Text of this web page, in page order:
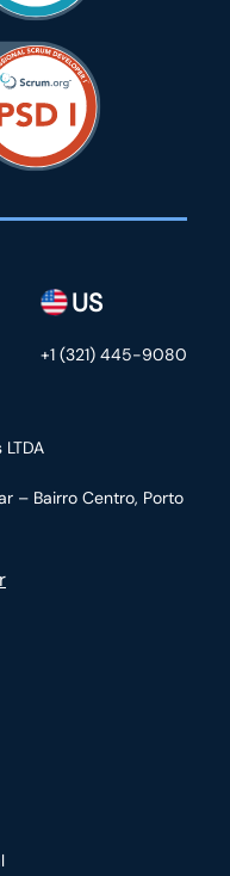
– Bairro Centro, Porto
US
+1 (321) 445-9080